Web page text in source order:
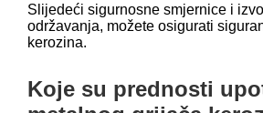
Slijedeći sigurnosne smjernice i
održavanja, možete osigurati
kerozina.
Koje su prednosti